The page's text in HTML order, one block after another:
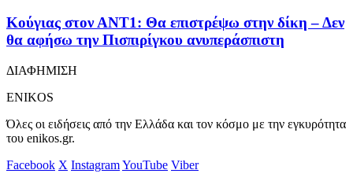
Κούγιας στον ΑΝΤ1: Θα επιστρέψω στην δίκη – Δεν
θα αφήσω την Πισπιρίγκου ανυπεράσπιστη
ΔΙΑΦΗΜΙΣΗ
ENIKOS
Όλες οι ειδήσεις από την Ελλάδα και τον κόσμο με την εγκυρότητα
του enikos.gr.
Facebook X InstagramYouTube Viber